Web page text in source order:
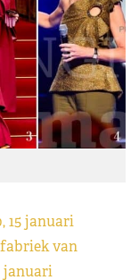
15 januari
fabriek van
januari